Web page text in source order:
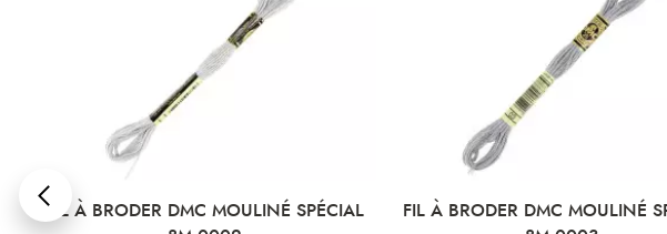
À BRODER DMC MOULINÉ SPÉCIAL
FIL À BRODER DMC MOULINÉ SPÉCIAL